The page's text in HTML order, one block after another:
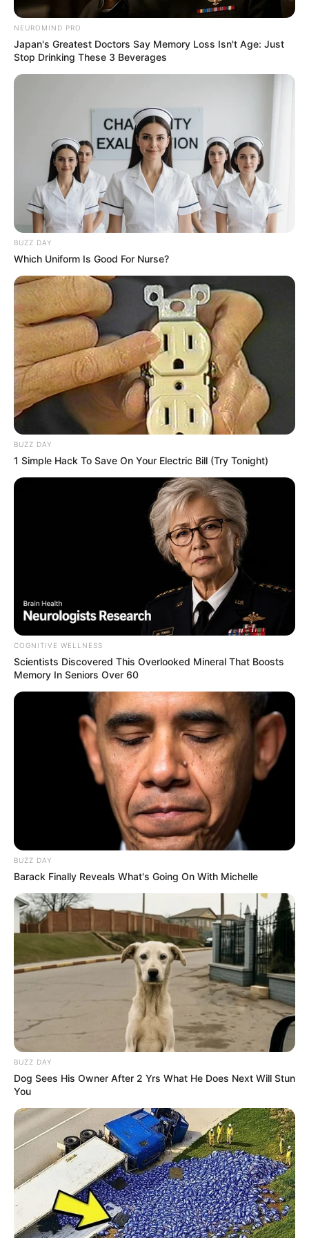
(foto: shelterness)
10. Walau di kamar, masih bisa merasakan tempat
duduk yang santai. Bisa jadi tempat untuk rileks
sambil melihat suasana luar
(foto: shelterness)
10 Desain Rumah Lebah yang Bisa Dibuat
Sendiri, Mudah dan Simpel
Sudah gak bingung lagi kan mau dibuat apa bay window? Selain
mempercantik juga bisa dimanfaatkan untuk berbagai hal.
TAGS BAY WINDOW DESAIN
NEUROMIND PRO
Japan's Greatest Doctors Say Memory Loss Isn't Age: Just
Stop Drinking These 3 Beverages
BUZZ DAY
Which Uniform Is Good For Nurse?
BUZZ DAY
1 Simple Hack To Save On Your Electric Bill (Try Tonight)
COGNITIVE WELLNESS
Scientists Discovered This Overlooked Mineral That Boosts
Memory In Seniors Over 60
BUZZ DAY
Barack Finally Reveals What's Going On With Michelle
BUZZ DAY
Dog Sees His Owner After 2 Yrs What He Does Next Will Stun
You